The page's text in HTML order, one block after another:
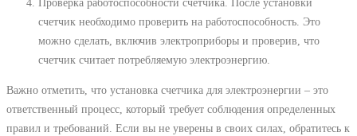
счетчик необходимо проверить на работоспособность. Это
можно сделать, включив электроприборы и проверив, что
счетчик считает потребляемую электроэнергию.
Важно отметить, что установка счетчика для электроэнергии – это
ответственный процесс, который требует соблюдения определенных
правил и требований. Если вы не уверены в своих силах, обратитесь к